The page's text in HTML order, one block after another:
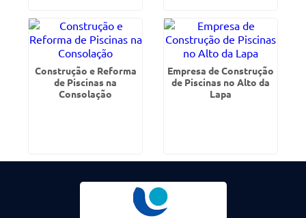
Construção e Reforma
de Piscinas na
Consolação
Empresa de Construção
de Piscinas no Alto da
Lapa